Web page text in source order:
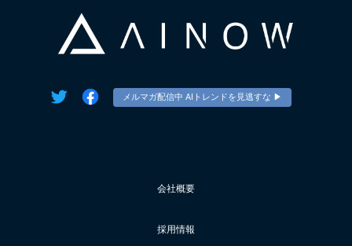
メルマガ配信中 AIトレンドを見逃すな ▶︎
会社概要
採用情報